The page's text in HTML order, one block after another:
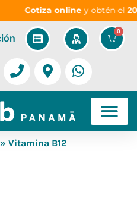
Cotiza onliney obtén el
0
» Vitamina B12